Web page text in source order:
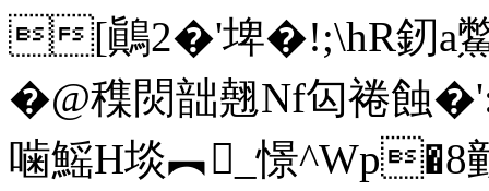
[鷆2�'埤�!;\hR釰a
�@穕焛韷翹Nf匃裷蝕
噛鰩H埮︻_憬